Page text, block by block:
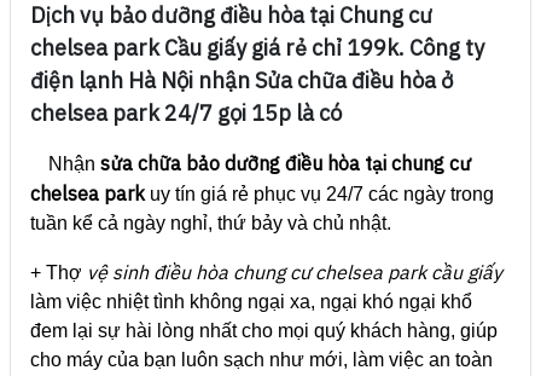
Dịch vụ bảo dưỡng điều hòa tại Chung cư
chelsea park Cầu giấy giá rẻ chỉ 199k. Công ty
điện lạnh Hà Nội nhận Sửa chữa điều hòa ở
chelsea park 24/7 gọi 15p là có
Nhận sửa chữa bảo dưỡng điều hòa tại chung cư
chelsea park uy tín giá rẻ phục vụ 24/7 các ngày trong
tuần kể cả ngày nghỉ, thứ bảy và chủ nhật.
+ Thợ vệ sinh điều hòa chung cư chelsea park cầu giấy
làm việc nhiệt tình không ngại xa, ngại khó ngại khổ
đem lại sự hài lòng nhất cho mọi quý khách hàng, giúp
cho máy của bạn luôn sạch như mới, làm việc an toàn